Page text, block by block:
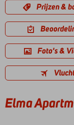
Prijzen &
Foto's &
Elma